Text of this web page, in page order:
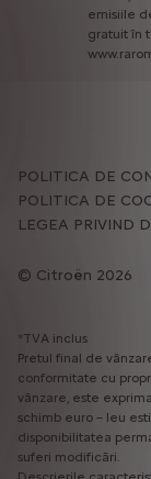
emisiile
gratuit în
Citroën 2026
POLITICA DE
POLITICA DE
LEGEA PRIVIND
*TVA inclus
Pretul final de
conformitate cu
vânzare, este
schimb euro – leu
disponibilitatea
suferi modificări.